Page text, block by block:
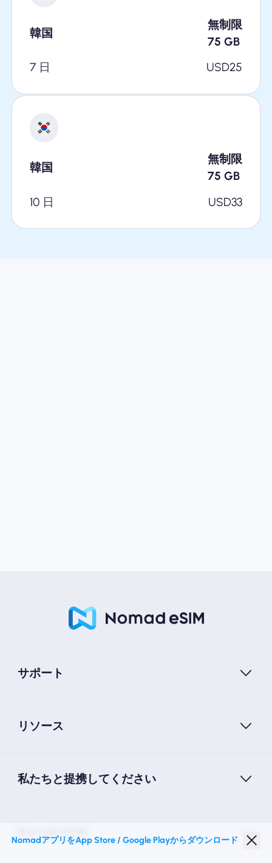
韓国
無制限
75 GB
7 日
USD25
韓国
無制限
75 GB
10 日
USD33
サポート
リソース
私たちと提携してください
NomadアプリをApp Store / Google Playからダウンロード